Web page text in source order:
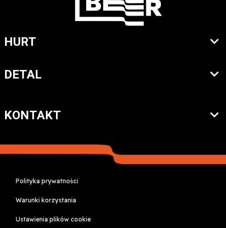
HURT
DETAL
KONTAKT
Polityka prywatności
Warunki korzystania
Ustawienia plików cookie